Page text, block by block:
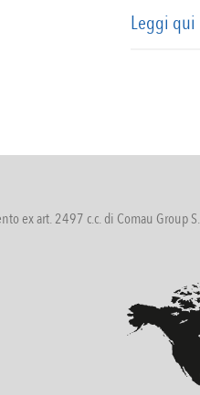
Leggi qui
ex art. 2497 c.c. di Comau Group